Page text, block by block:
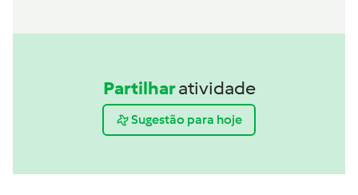
Partilharatividade
Sugestão para hoje